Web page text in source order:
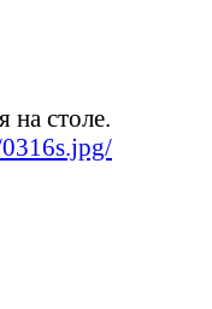
на столе.